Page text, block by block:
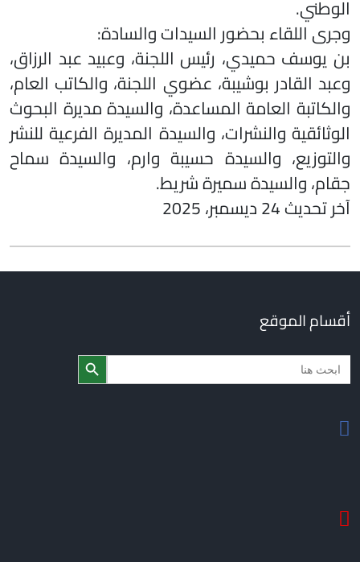
الوطني.
وجرى اللقاء بحضور السيدات والسادة:
بن يوسف حميدي، رئيس اللجنة، وعبيد عبد الرزاق،
وعبد القادر بوشيبة، عضوي اللجنة، والكاتب العام،
والكاتبة العامة المساعدة، والسيدة مديرة البحوث
الوثائقية والنشرات، والسيدة المديرة الفرعية للنشر
والتوزيع، والسيدة حسيبة وارم، والسيدة سماح
جقام، والسيدة سميرة شريط.
آخر تحديث 24 ديسمبر، 2025
أقسام الموقع
Search
Search Button